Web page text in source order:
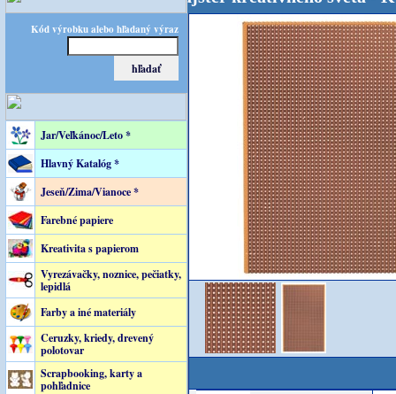
Kód výrobku alebo hľadaný výraz
Jar/Veľkánoc/Leto *
Hlavný Katalóg *
Jeseň/Zima/Vianoce *
Farebné papiere
Kreativita s papierom
Vyrezávačky, noznice, pečiatky,
lepidlá
Farby a iné materiály
Ceruzky, kriedy, drevený
polotovar
Scrapbooking, karty a
pohľadnice